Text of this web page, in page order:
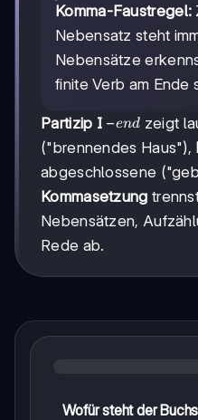
Komma-Faustregel:
Nebensatz steht
Nebensätze
finite Verb am Ende
Partizip I -
end
−end zeigt
("brennendes Haus"),
abgeschlossene
Kommasetzung
Nebensätzen,
Rede ab.
Wofür steht der